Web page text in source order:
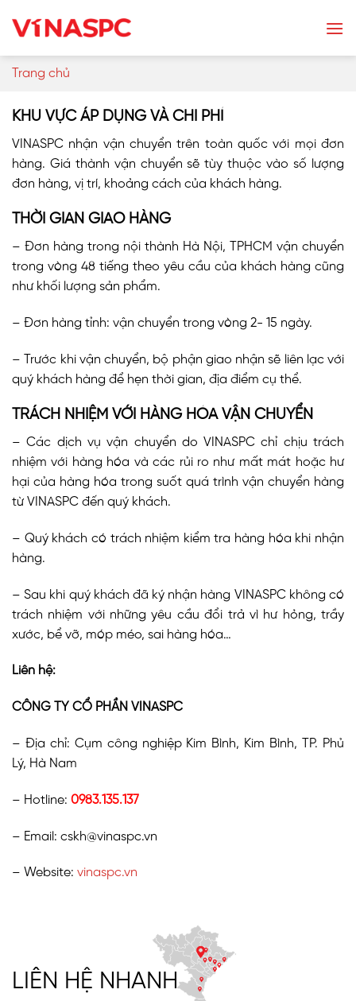
Trang chủ
KHU VỰC ÁP DỤNG VÀ CHI PHÍ
VINASPC nhận vận chuyển trên toàn quốc với mọi đơn
hàng. Giá thành vận chuyển sẽ tùy thuộc vào số lượng
đơn hàng, vị trí, khoảng cách của khách hàng.
THỜI GIAN GIAO HÀNG
– Đơn hàng trong nội thành Hà Nội, TPHCM vận chuyển
trong vòng 48 tiếng theo yêu cầu của khách hàng cũng
như khối lượng sản phẩm.
– Đơn hàng tỉnh: vận chuyển trong vòng 2- 15 ngày.
– Trước khi vận chuyển, bộ phận giao nhận sẽ liên lạc với
quý khách hàng để hẹn thời gian, địa điểm cụ thể.
TRÁCH NHIỆM VỚI HÀNG HÓA VẬN CHUYỂN
– Các dịch vụ vận chuyển do VINASPC chỉ chịu trách
nhiệm với hàng hóa và các rủi ro như mất mát hoặc hư
hại của hàng hóa trong suốt quá trình vận chuyển hàng
từ VINASPC đến quý khách.
– Quý khách có trách nhiệm kiểm tra hàng hóa khi nhận
hàng.
– Sau khi quý khách đã ký nhận hàng VINASPC không có
trách nhiệm với những yêu cầu đổi trả vì hư hỏng, trầy
xước, bể vỡ, móp méo, sai hàng hóa…
Liên hệ:
CÔNG TY CỔ PHẦN VINASPC
– Địa chỉ: Cụm công nghiệp Kim Bình, Kim Bình, TP. Phủ
Lý, Hà Nam
– Hotline: 0983.135.137
– Email: cskh@vinaspc.vn
– Website: vinaspc.vn
LIÊN HỆ NHANH